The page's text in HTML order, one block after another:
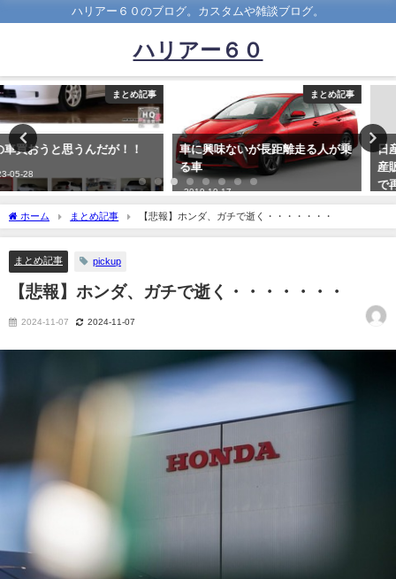
ハリアー６０のブログ。カスタムや雑談ブログ。
ハリアー６０
まとめ記事
車に興味ないが長距離走る人が乗
2019-10-17
まとめ記事
日産と三菱が軽自動車3車種の生
産販売停止中 エアバッグ不具合
で再開見通し立たず
ホーム まとめ記事 【悲報】ホンダ、ガチで逝く・・・・・・・
まとめ記事 pickup
【悲報】ホンダ、ガチで逝く・・・・・・・
2024-11-07 2024-11-07